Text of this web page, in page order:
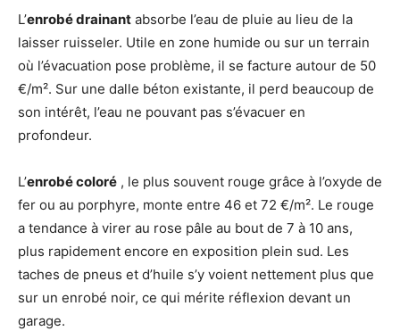
L’enrobé drainant absorbe l’eau de pluie au lieu de la
laisser ruisseler. Utile en zone humide ou sur un terrain
où l’évacuation pose problème, il se facture autour de 50
€/m². Sur une dalle béton existante, il perd beaucoup de
son intérêt, l’eau ne pouvant pas s’évacuer en
profondeur.
L’enrobé coloré , le plus souvent rouge grâce à l’oxyde de
fer ou au porphyre, monte entre 46 et 72 €/m². Le rouge
a tendance à virer au rose pâle au bout de 7 à 10 ans,
plus rapidement encore en exposition plein sud. Les
taches de pneus et d’huile s’y voient nettement plus que
sur un enrobé noir, ce qui mérite réflexion devant un
garage.